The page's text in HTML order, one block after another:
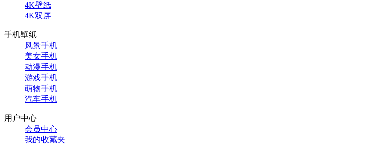
4K壁纸
4K双屏
手机壁纸
风景手机
美女手机
动漫手机
游戏手机
萌物手机
汽车手机
用户中心
会员中心
我的收藏夹